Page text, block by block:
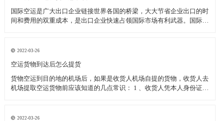
国际空运是广大出口企业链接世界各国的桥梁，大大节省企业出口的时
间和费用的双重成本，是出口企业快速占领国际市场有利武器。国际空
动植物检疫
2022-03-26
空运货物到达后怎么提货
货物空运到目的地的机场后，如果是收货人机场自提的货物，收货人去
机场提取空运货物前应该知道的几点常识： 1 、收货人凭本人身份证或
代为2022-03-26